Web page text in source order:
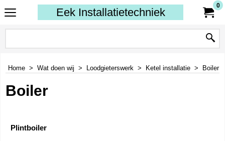
Eek Installatietechniek
0
Home > Wat doen wij > Loodgieterswerk > Ketel installatie > Boiler
Boiler
Plintboiler